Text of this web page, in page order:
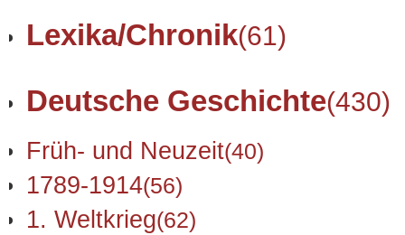
Lexika/Chronik(61)
Deutsche Geschichte(430)
Früh- und Neuzeit(40)
1789-1914(56)
1. Weltkrieg(62)